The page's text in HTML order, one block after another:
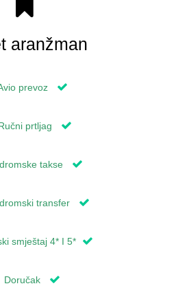
aranžman
prevoz
prtljag
takse
transfer
smještaj 4* I 5*
Doručak